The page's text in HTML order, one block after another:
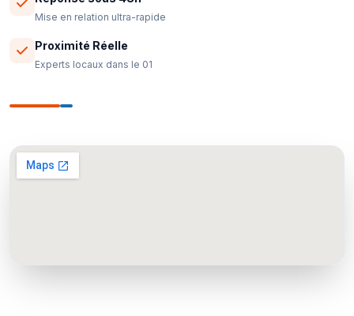
Mise en relation ultra-rapide
Proximité Réelle
Experts locaux dans le 01